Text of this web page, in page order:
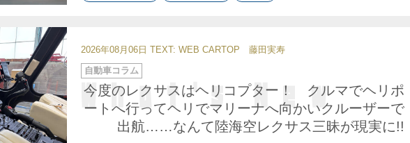
2026年08月06日 TEXT: WEB CARTOP 藤田実寿
今度のレクサスはヘリコプター！ クルマでヘリポ
ートへ行ってヘリでマリーナへ向かいクルーザーで
出航……なんて陸海空レクサス三昧が現実に!!
カ
テ
ゴ
リ
自動車コラム